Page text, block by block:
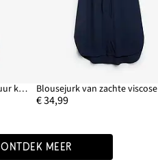
Seersucker midi jurk van puur katoen Blousejurk van zachte viscose
€ 34,99
ONTDEK MEER